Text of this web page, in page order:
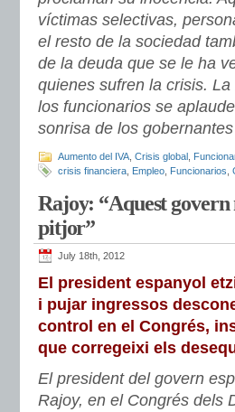
víctimas selectivas,
el resto de la sociedad
de la deuda que se le ha
quienes sufren la crisis.
los funcionarios se
sonrisa de los
Aumento del IVA Crisis global
crisis financiera Empleo Funcionarios
Rajoy: “Aquest
pitjor”
July 18th, 2012
El president espanyol
i pujar ingressos
control en el Congrés,
que corregeixi els
El president del govern
Rajoy, en el Congrés dels